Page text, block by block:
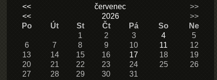
<<
červenec
>>
<<
2026
>>
Po
Út St Čt Pá So
Ne
1
2 3 4
5
6
7 8 9 10 11
12
13
14 15 16 17 18
19
20
21 22 23 24 25
26
27
28 29 30 31